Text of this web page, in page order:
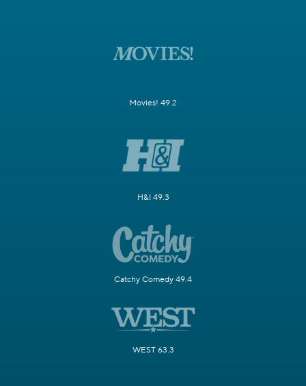
Movies! 49.2
H&I 49.3
Catchy Comedy 49.4
WEST 63.3